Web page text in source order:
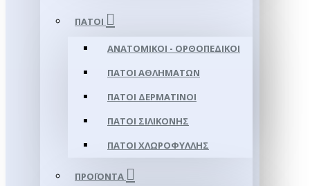
ΠΆΤΟΙ
ΑΝΑΤΟΜΙΚΟΊ - ΟΡΘΟΠΕΔΙΚΟΊ
ΠΆΤΟΙ ΑΘΛΗΜΆΤΩΝ
ΠΆΤΟΙ ΔΕΡΜΆΤΙΝΟΙ
ΠΆΤΟΙ ΣΙΛΙΚΌΝΗΣ
ΠΆΤΟΙ ΧΛΩΡΟΦΎΛΛΗΣ
ΠΡΟΪΌΝΤΑ